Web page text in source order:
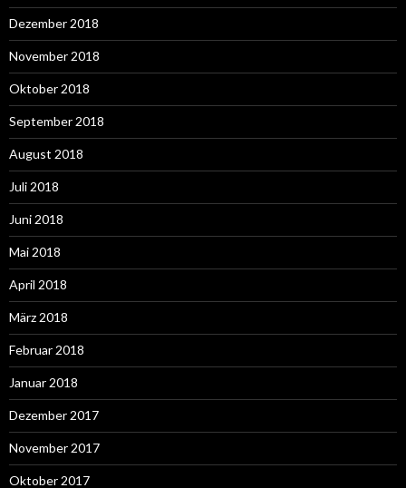
Dezember 2018
November 2018
Oktober 2018
September 2018
August 2018
Juli 2018
Juni 2018
Mai 2018
April 2018
März 2018
Februar 2018
Januar 2018
Dezember 2017
November 2017
Oktober 2017